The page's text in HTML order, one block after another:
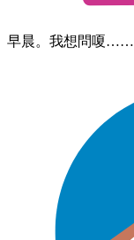
早晨。​我​想​問​嗄……